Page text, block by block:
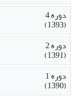
دوره 4
(1393)
دوره 2
(1391)
دوره 1
(1390)